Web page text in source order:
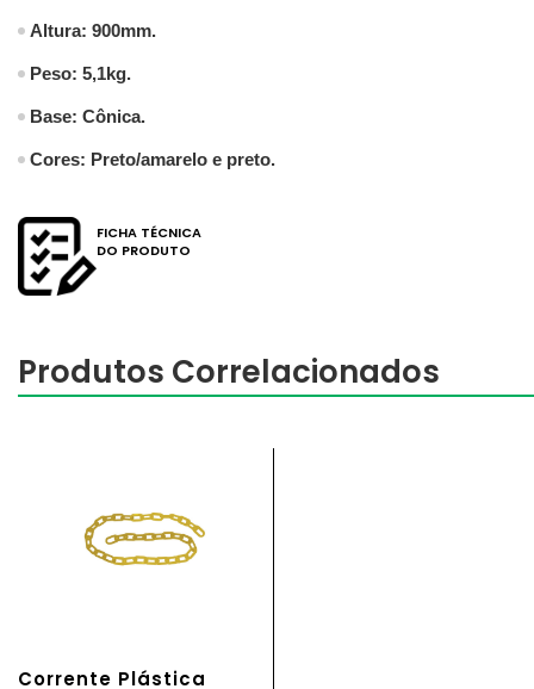
Altura: 900mm.
Peso: 5,1kg.
Base: Cônica.
Cores: Preto/amarelo e preto.
FICHA TÉCNICA
DO PRODUTO
Produtos Correlacionados
Corrente Plástica